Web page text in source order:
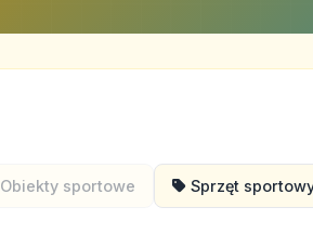
Obiekty sportowe Sprzęt